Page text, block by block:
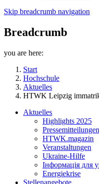
Skip breadcrumb navigation
Breadcrumb
you are here:
Start
Hochschule
Aktuelles
HTWK Leipzig
Aktuelles
Highlights 2025
Pressemitteilungen
HTWK.magazin
Veranstaltungen
Ukraine-Hilfe
Інформація для
Energiekrise